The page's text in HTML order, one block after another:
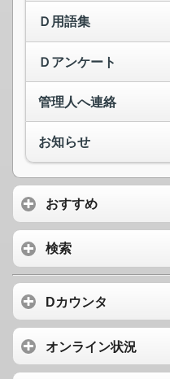
Ｄ用語集
Ｄアンケート
管理人へ連絡
お知らせ
おすすめ
検索
Dカウンタ
オンライン状況